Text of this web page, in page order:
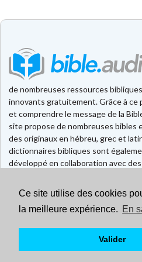
Ce site utilise des cookies
la meilleure expérience. En
Valider
de nombreuses ressources
innovants gratuitement. Grâce à
et comprendre le message de la
site propose de nombreuses bibles
des originaux en hébreu, grec et
dictionnaires bibliques sont
développé en collaboration avec
Faire un don
Contact